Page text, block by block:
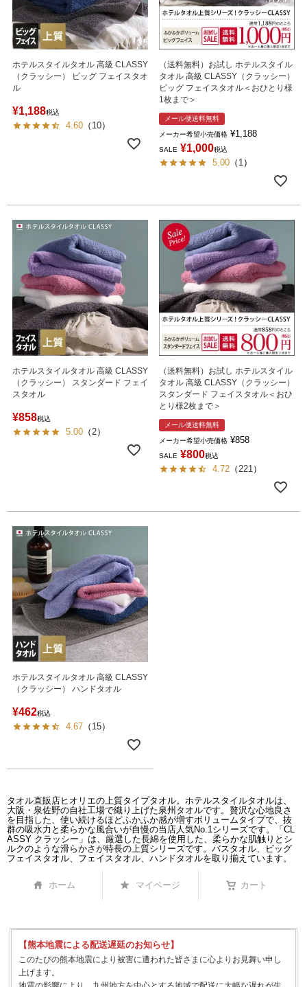
ホテルスタイルタオル 高級 CLASSY
（クラッシー） ビッグ フェイスタオ
ル
¥1,188税込
4.60 （ 10）
（送料無料）お試し ホテルスタイル
タオル 高級 CLASSY（クラッシー）
ビッグ フェイスタオル＜おひとり様
1枚まで＞
メール便送料無料
メーカー希望小売価格 ¥1,188
SALE ¥1,000税込
5.00 （ 1）
ホテルスタイルタオル 高級 CLASSY
（クラッシー） スタンダード フェイ
スタオル
¥858税込
5.00 （2）
（送料無料）お試し ホテルスタイル
タオル 高級 CLASSY（クラッシー）
スタンダード フェイスタオル＜おひ
とり様2枚まで＞
メール便送料無料
メーカー希望小売価格 ¥858
SALE ¥800税込
4.72 （221）
ホテルスタイルタオル 高級 CLASSY
（クラッシー） ハンドタオル
¥462税込
4.67 （ 15）
タオル直販店ヒオリエの上質タイプタオル。ホテルスタイルタオルは、
大阪・泉佐野の自社工場で織り上げた泉州タオルです。贅沢な心地良さ
を目指した、使い続けるほどふかふか感が増すボリュームタイプで、抜
群の吸水力と柔らかな風合いが自慢の当店人気No.1シリーズです。「CL
ASSY クラッシー」は、厳選した長綿を使用した、柔らかな肌触りとシ
ルクのような滑らかさが特長の上質シリーズです。バスタオル、ビッグ
フェイスタオル、フェイスタオル、ハンドタオルを取り揃えています。
ホーム マイページ カート
【熊本地震による配送遅延のお知らせ】
このたびの熊本地震により被害に遭われた皆さまに心よりお見舞い申し
上げます。